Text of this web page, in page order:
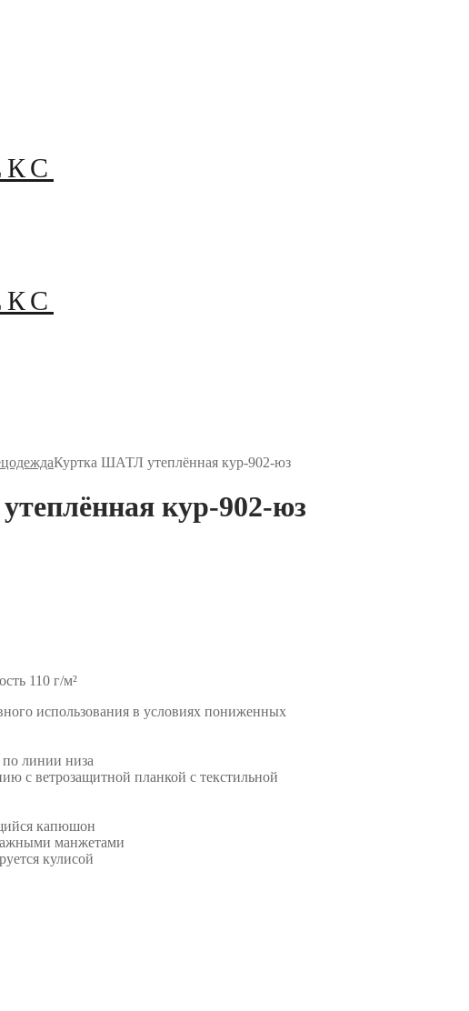
Куртка ШАТЛ утеплённая кур-902-юз
кур-902-юз
110 г/м²
использования в условиях пониженных
по линии низа
с ветрозащитной планкой с текстильной
капюшон
манжетами
кулисой